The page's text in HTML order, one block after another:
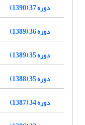
دوره 37 (1390)
دوره 36 (1389)
دوره 35 (1389)
دوره 35 (1388)
دوره 34 (1387)